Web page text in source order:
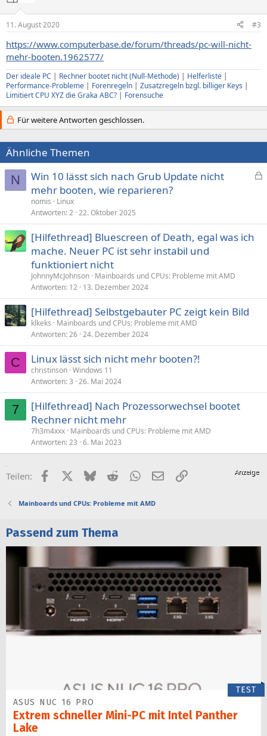
11. August 2020 #3
https://www.computerbase.de/forum/threads/pc-will-nicht-
mehr-booten.1962577/
Der ideale PC | Rechner bootet nicht (Null-Methode) | Helferliste |
Performance-Probleme | Forenregeln | Zusatzregeln bzgl. billiger Keys |
Limitiert CPU XYZ die Graka ABC? | Forensuche
Für weitere Antworten geschlossen.
Ähnliche Themen
N
e
Win 10 lässt sich nach Grub Update nicht
mehr booten, wie reparieren?
nomis
Linux
Antworten 2 22. Oktober 2025
[Hilfethread] Bluescreen of Death, egal was ich
mache. Neuer PC ist sehr instabil und
funktioniert nicht
JohnnyMcJohnson Mainboards und CPUs: Probleme mit AMD
Antworten 12 13. Dezember 2024
[Hilfethread] Selbstgebauter PC zeigt kein Bild
klkeks
Mainboards und CPUs: Probleme mit AMD
Antworten 26 24. Dezember 2024
C Linux lässt sich nicht mehr booten?!
christinson Windows 11
Antworten 3 26. Mai 2024
7
[Hilfethread] Nach Prozessorwechsel bootet
Rechner nicht mehr
7h3m4xxx Mainboards und CPUs: Probleme mit AMD
Antworten 23 6. Mai 2023
Teilen: FacebookX (Twitter)
BlueskyRedditWhatsApp
E-MailLink
Mainboards und CPUs: Probleme mit AMD
Passend zum Thema
TEST
ASUS NUC 16 PRO
Extrem schneller Mini-PC mit Intel Panther
Lake